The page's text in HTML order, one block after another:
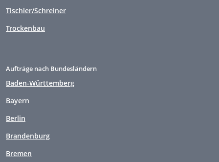
Tischler/Schreiner
Trockenbau
Aufträge nach Bundesländern
Baden-Württemberg
Bayern
Berlin
Brandenburg
Bremen